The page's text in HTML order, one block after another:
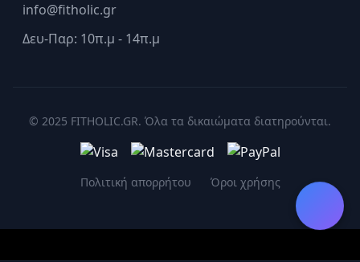
info@fitholic.gr
Δευ-Παρ: 10π.μ - 14π.μ
© 2025 FITHOLIC.GR. Όλα τα δικαιώματα διατηρούνται.
Πολιτική απορρήτου Όροι χρήσης